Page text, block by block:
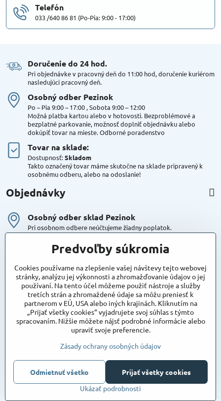
Telefón
033 /640 86 81 (Po-Pia: 9:00 - 17:00)
Doručenie do 24 hod​.
Pri objednávke v pracovný deň do 11:00 hod, doručenie kuriérom
nasledujúci pracovný deň.
Osobný odber Pezinok
Po – Pia 9:00 – 17:00 , Sobota 9:00 – 12:00
Možná platba kartou alebo v hotovosti. Bezproblémové a
bezplatné parkovanie, možnosť doplniť objednávku alebo
dokúpiť tovar na mieste. Odborné poradenstvo
Tovar na sklade:
Dostupnosť:Skladom
Takto označený tovar máme skutočne na sklade pripravený k
osobnému odberu, alebo na odoslanie!
Objednávky
Osobný odber sklad Pezinok
Pri osobnom odbere neúčtujeme žiadny poplatok.
Kuriér DPD , Geis
Cena za dopravu:
Maxstore
Bratislavská 79
Areál Satina
90201 Pezinok
vjazd do areálu z Bratislavskej ulice
Súradnice pre GPS:
48°16'48.83"N, 17°15'39.45"E
©
Copyright
Predvoľby súkromiaZásady ochrany osobných údajov
Vytvorené pomocou:BiznisWeb.sk
Predvoľby súkromia
Cookies používame na zlepšenie vašej návštevy tejto webovej
stránky, analýzu jej výkonnosti a zhromažďovanie údajov o jej
používaní. Na tento účel môžeme použiť nástroje a služby
tretích strán a zhromaždené údaje sa môžu preniesť k
partnerom v EÚ, USA alebo iných krajinách. Kliknutím na
„Prijať všetky cookies“ vyjadrujete svoj súhlas s týmto
spracovaním. Nižšie môžete nájsť podrobné informácie alebo
upraviť svoje preferencie.
Zásady ochrany osobných údajov
Ukázať podrobnosti
Prijať všetky cookies
Odmietnuť všetko